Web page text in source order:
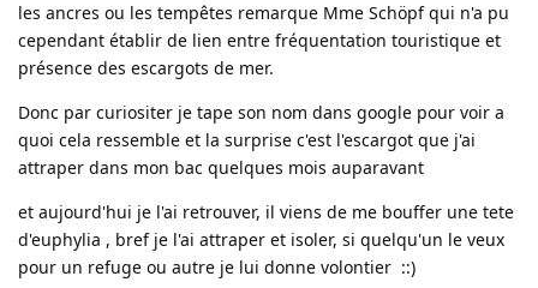
les ancres ou les tempêtes remarque Mme Schöpf qui n'a pu
cependant établir de lien entre fréquentation touristique et
présence des escargots de mer.
Donc par curiositer je tape son nom dans google pour voir a
quoi cela ressemble et la surprise c'est l'escargot que j'ai
attraper dans mon bac quelques mois auparavant
et aujourd'hui je l'ai retrouver, il viens de me bouffer une tete
d'euphylia , bref je l'ai attraper et isoler, si quelqu'un le veux
pour un refuge ou autre je lui donne volontier ::)